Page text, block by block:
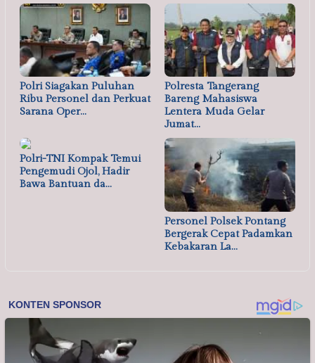
Polri Siagakan Puluhan
Ribu Personel dan Perkuat
Sarana Oper…
Polresta Tangerang
Bareng Mahasiswa
Lentera Muda Gelar
Jumat…
Polri-TNI Kompak Temui
Pengemudi Ojol, Hadir
Bawa Bantuan da…
Personel Polsek Pontang
Bergerak Cepat Padamkan
Kebakaran La…